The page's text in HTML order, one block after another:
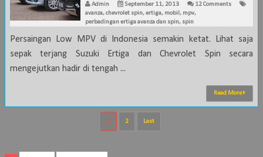
Admin September 11, 2013
12 Comments
avanza,chevrolet spin,ertiga, mobil , mpv,
perbadingan ertiga avanza dan spin, spin
Persaingan Low MPV di Indonesia semakin ketat. Lihat saja
sepak terjang Suzuki Ertiga dan Chevrolet Spin secara
mengejutkan hadir di tengah ...
Read More
1 2 Last